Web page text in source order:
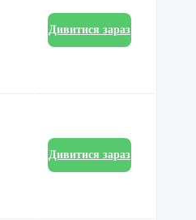
Дивитися зараз
Дивитися зараз